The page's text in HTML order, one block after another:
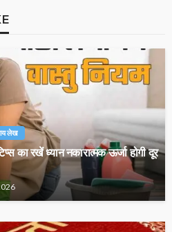
लेख
का रखें ध्यान नकारात्मक ऊर्जा होगी दूर